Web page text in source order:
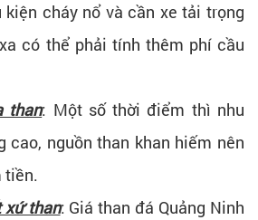
cháy nổ và cần xe tải trọng
có thể phải tính thêm phí cầu
than: Một số thời điểm thì nhu
cao, nguồn than khan hiếm nên
tiền.
xứ than: Giá than đá Quảng Ninh